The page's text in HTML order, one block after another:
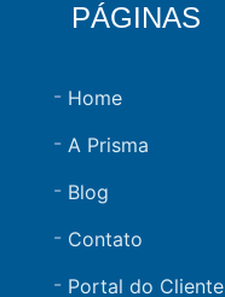
PÁGINAS
Home
A Prisma
Blog
Contato
Portal do Cliente